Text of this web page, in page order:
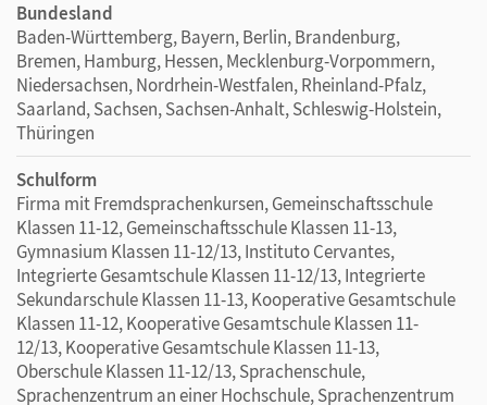
Bundesland
Baden-Württemberg, Bayern, Berlin, Brandenburg,
Bremen, Hamburg, Hessen, Mecklenburg-Vorpommern,
Niedersachsen, Nordrhein-Westfalen, Rheinland-Pfalz,
Saarland, Sachsen, Sachsen-Anhalt, Schleswig-Holstein,
Thüringen
Schulform
Firma mit Fremdsprachenkursen, Gemeinschaftsschule
Klassen 11-12, Gemeinschaftsschule Klassen 11-13,
Gymnasium Klassen 11-12/13, Instituto Cervantes,
Integrierte Gesamtschule Klassen 11-12/13, Integrierte
Sekundarschule Klassen 11-13, Kooperative Gesamtschule
Klassen 11-12, Kooperative Gesamtschule Klassen 11-
12/13, Kooperative Gesamtschule Klassen 11-13,
Oberschule Klassen 11-12/13, Sprachenschule,
Sprachenzentrum an einer Hochschule, Sprachenzentrum